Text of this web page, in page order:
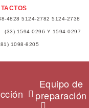
4828 5124-2782 5124-2738
(33) 1594-0296 Y 1594-0297
1098-8205
Equipo de
preparación